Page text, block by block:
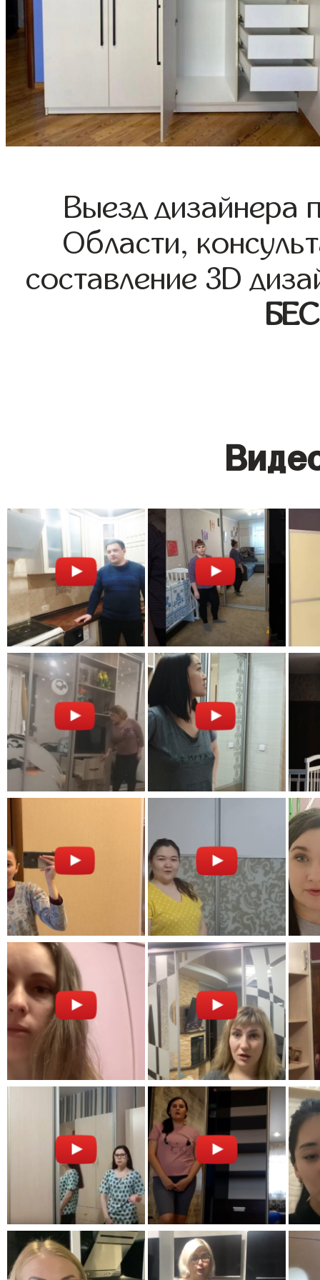
Выезд дизайнера
Области,
составление 3D